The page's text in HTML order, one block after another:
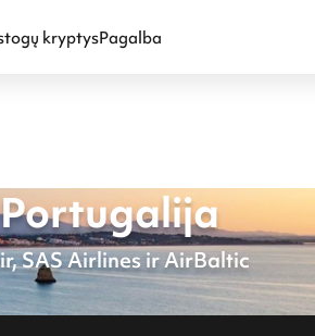
kryptysPagalba
SAS Airlines ir AirBaltic